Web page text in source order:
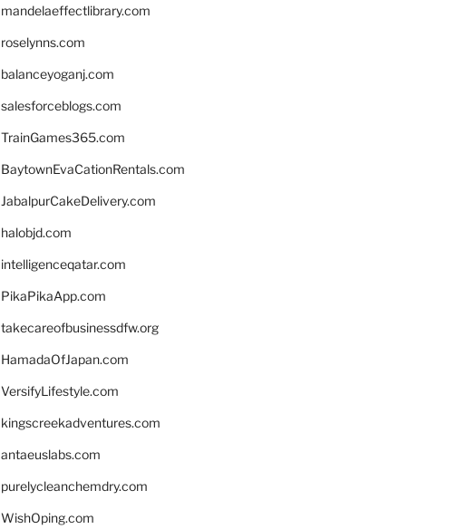
mandelaeffectlibrary.com
roselynns.com
balanceyoganj.com
salesforceblogs.com
TrainGames365.com
BaytownEvaCationRentals.com
JabalpurCakeDelivery.com
halobjd.com
intelligenceqatar.com
PikaPikaApp.com
takecareofbusinessdfw.org
HamadaOfJapan.com
VersifyLifestyle.com
kingscreekadventures.com
antaeuslabs.com
purelycleanchemdry.com
WishOping.com